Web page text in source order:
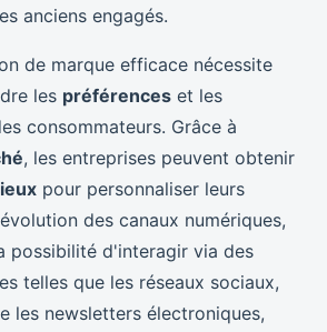
anciens engagés.
de marque efficace nécessite
les préférences et les
consommateurs. Grâce à
, les entreprises peuvent obtenir
pour personnaliser leurs
des canaux numériques,
possibilité d'interagir via des
telles que les réseaux sociaux,
les newsletters électroniques,